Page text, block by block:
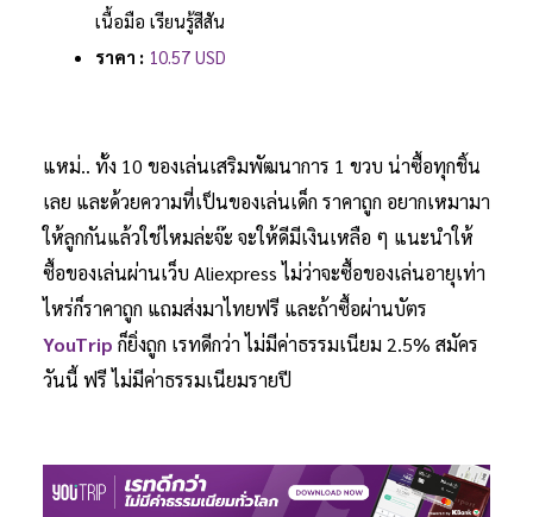
เนื้อมือ เรียนรู้สีสัน
ราคา : 10.57 USD
แหม่.. ทั้ง 10 ของเล่นเสริมพัฒนาการ 1 ขวบ น่าซื้อทุกชิ้น
เลย และด้วยความที่เป็นของเล่นเด็ก ราคาถูก อยากเหมามา
ให้ลูกกันแล้วใช่ไหมล่ะจ๊ะ จะให้ดีมีเงินเหลือ ๆ แนะนำให้
ซื้อของเล่นผ่านเว็บ Aliexpress ไม่ว่าจะซื้อของเล่นอายุเท่า
ไหร่ก็ราคาถูก แถมส่งมาไทยฟรี และถ้าซื้อผ่านบัตร
YouTrip ก็ยิ่งถูก เรทดีกว่า ไม่มีค่าธรรมเนียม 2.5% สมัคร
วันนี้ ฟรี ไม่มีค่าธรรมเนียมรายปี